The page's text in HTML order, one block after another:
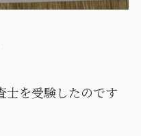
士を受験したのです